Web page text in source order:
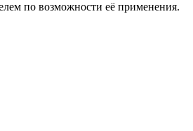
по возможности её применения.